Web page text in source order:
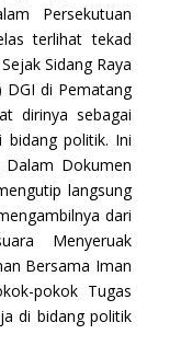
Persekutuan
terlihat tekad
Sidang Raya
DGI di Pematang
dirinya sebagai
politik. Ini
Dalam Dokumen
langsung
dari
Menyeruak
Bersama Iman
pokok Tugas
di bidang politik